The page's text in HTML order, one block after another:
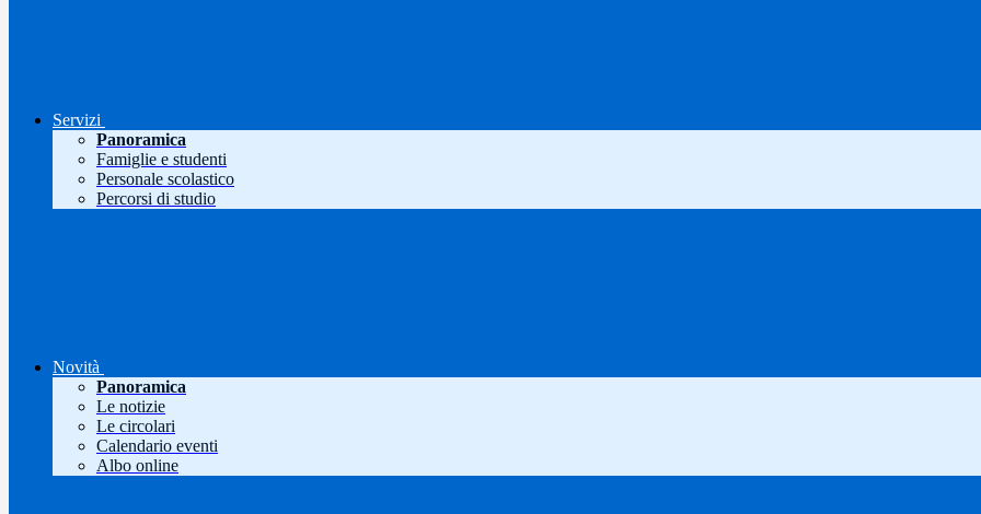
Servizi
Panoramica
Famiglie e studenti
Personale scolastico
Percorsi di studio
Novità
Panoramica
Le notizie
Le circolari
Calendario eventi
Albo online